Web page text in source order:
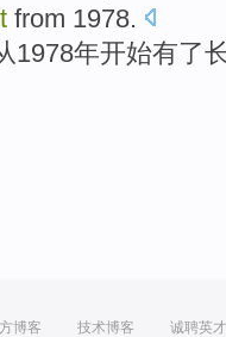
from 1978.
1978年开始有了
博客 技术博客 诚聘英才